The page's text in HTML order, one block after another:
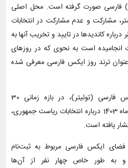
فارسی صورت گرفته است. محل اصلی
مشارکت و عدم مشارکت در انتخابات
کاندیدها در تایید و تخریب آنها به
انجامیده است به نحوی که در روزهای
عنوان ترند روز ایکس فارسی معرفی شده
در بررسی محتوای شبکه ایکس فارسی (توئیتر)، در بازه زمانی 30
اردیبهشت‌ماه 1403 تا 18 خردادماه 1403 درباره انتخابات ریاست جمهوری،
ایکس فارسی مربوط به ثبت‌نام
و به طور خاص چهار نفر از آن‌ها